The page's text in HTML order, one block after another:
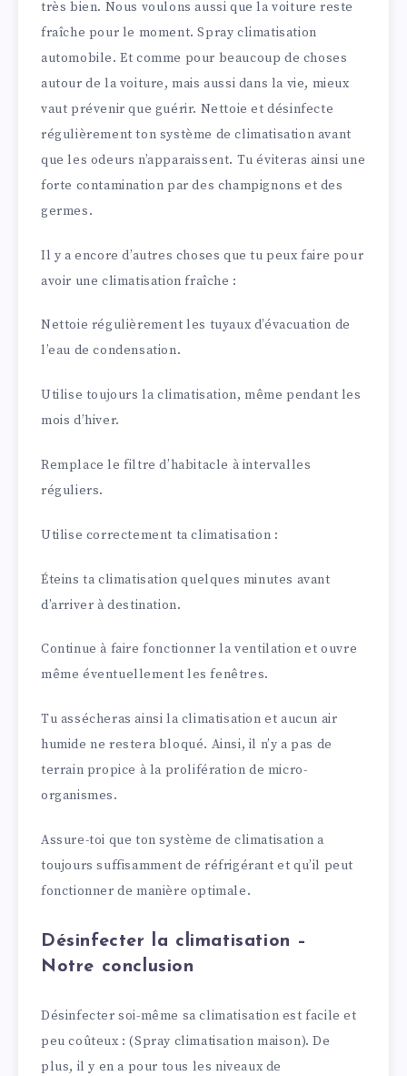
très bien. Nous voulons aussi que la voiture reste
fraîche pour le moment. Spray climatisation
automobile. Et comme pour beaucoup de choses
autour de la voiture, mais aussi dans la vie, mieux
vaut prévenir que guérir. Nettoie et désinfecte
régulièrement ton système de climatisation avant
que les odeurs n’apparaissent. Tu éviteras ainsi une
forte contamination par des champignons et des
germes.
Il y a encore d’autres choses que tu peux faire pour
avoir une climatisation fraîche :
Nettoie régulièrement les tuyaux d’évacuation de
l’eau de condensation.
Utilise toujours la climatisation, même pendant les
mois d’hiver.
Remplace le filtre d’habitacle à intervalles
réguliers.
Utilise correctement ta climatisation :
Éteins ta climatisation quelques minutes avant
d’arriver à destination.
Continue à faire fonctionner la ventilation et ouvre
même éventuellement les fenêtres.
Tu assécheras ainsi la climatisation et aucun air
humide ne restera bloqué. Ainsi, il n’y a pas de
terrain propice à la prolifération de micro-
organismes.
Assure-toi que ton système de climatisation a
toujours suffisamment de réfrigérant et qu’il peut
fonctionner de manière optimale.
Désinfecter la climatisation –
Notre conclusion
Désinfecter soi-même sa climatisation est facile et
peu coûteux : (Spray climatisation maison). De
plus, il y en a pour tous les niveaux de